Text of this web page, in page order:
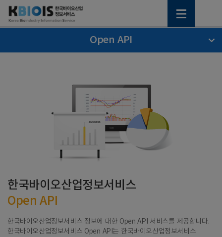
Open API
한국바이오산업정보서비스
Open API
한국바이오산업정보서비스 정보에 대한 Open API 서비스를 제공합니다.
한국바이오산업정보서비스 Open API는 한국바이오산업정보서비스